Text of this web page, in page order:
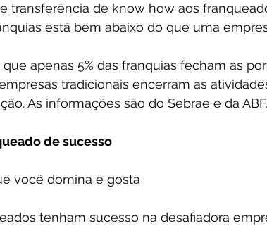
transferência de know how aos
está bem abaixo do que uma
apenas 5% das franquias fecham as
tradicionais encerram as
As informações são do Sebrae e da ABF.
de sucesso
você domina e gosta
tenham sucesso na desafiadora